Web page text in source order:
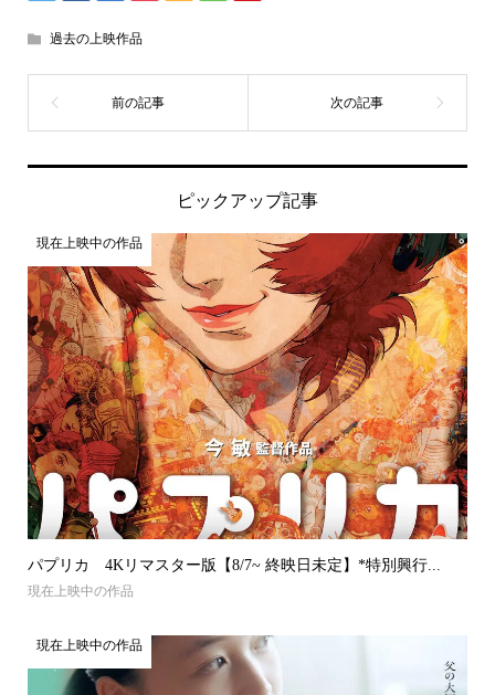
過去の上映作品
ピックアップ記事
現在上映中の作品
パプリカ 4Kリマスター版【8/7~ 終映日未定】*特別興行...
現在上映中の作品
現在上映中の作品